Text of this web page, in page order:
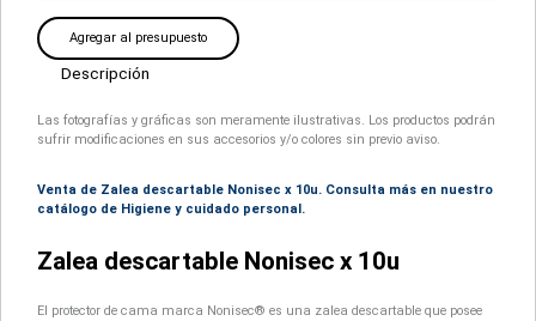
Agregar al presupuesto
Descripción
Las fotografías y gráficas son meramente ilustrativas. Los productos podrán
sufrir modificaciones en sus accesorios y/o colores sin previo aviso.
Venta de Zalea descartable Nonisec x 10u. Consulta más en nuestro
catálogo de Higiene y cuidado personal.
Zalea descartable Nonisec x 10u
El protector de cama marca Nonisec® es una zalea descartable que posee